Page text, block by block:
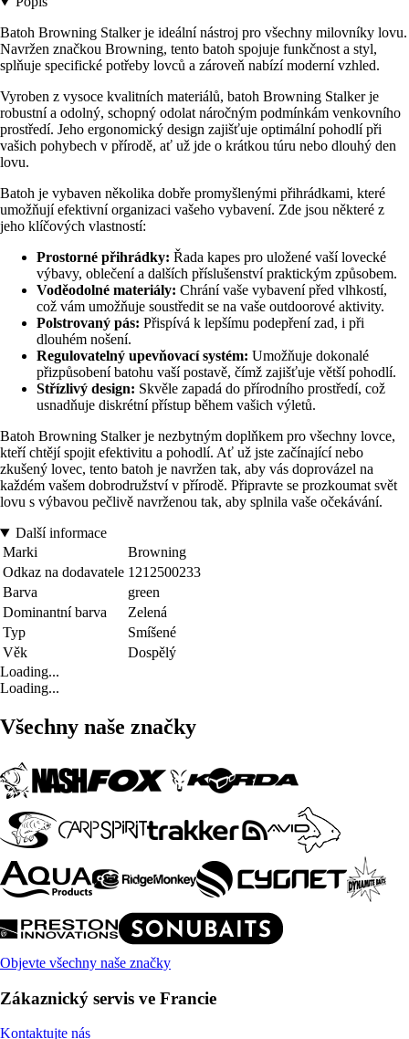
Batoh Browning Stalker je ideální nástroj pro všechny milovníky lovu.
Navržen značkou Browning, tento batoh spojuje funkčnost a styl,
splňuje specifické potřeby lovců a zároveň nabízí moderní vzhled.
Vyroben z vysoce kvalitních materiálů, batoh Browning Stalker je
robustní a odolný, schopný odolat náročným podmínkám venkovního
prostředí. Jeho ergonomický design zajišťuje optimální pohodlí při
vašich pohybech v přírodě, ať už jde o krátkou túru nebo dlouhý den
lovu.
Batoh je vybaven několika dobře promyšlenými přihrádkami, které
umožňují efektivní organizaci vašeho vybavení. Zde jsou některé z
jeho klíčových vlastností:
Prostorné přihrádky: Řada kapes pro uložené vaší lovecké
výbavy, oblečení a dalších příslušenství praktickým způsobem.
Voděodolné materiály: Chrání vaše vybavení před vlhkostí,
což vám umožňuje soustředit se na vaše outdoorové aktivity.
Polstrovaný pás: Přispívá k lepšímu podepření zad, i při
dlouhém nošení.
Regulovatelný upevňovací systém: Umožňuje dokonalé
přizpůsobení batohu vaší postavě, čímž zajišťuje větší pohodlí.
Střízlivý design: Skvěle zapadá do přírodního prostředí, což
usnadňuje diskrétní přístup během vašich výletů.
Batoh Browning Stalker je nezbytným doplňkem pro všechny lovce,
kteří chtějí spojit efektivitu a pohodlí. Ať už jste začínající nebo
zkušený lovec, tento batoh je navržen tak, aby vás doprovázel na
každém vašem dobrodružství v přírodě. Připravte se prozkoumat svět
lovu s výbavou pečlivě navrženou tak, aby splnila vaše očekávání.
Další informace
Marki
Browning
Odkaz na dodavatele 1212500233
Barva
green
Dominantní barva
Zelená
Typ
Smíšené
Věk
Dospělý
Loading...
Loading...
Všechny naše značky
Objevte všechny naše značky
Zákaznický servis ve Francie
Kontaktujte nás